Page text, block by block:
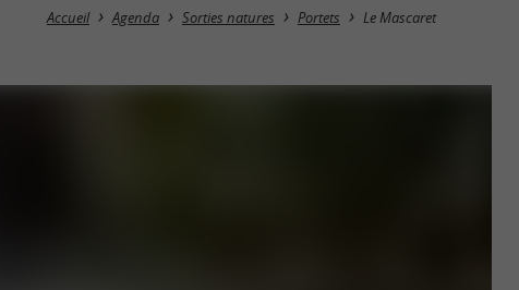
Accueil Agenda Sorties natures Portets Le Mascaret